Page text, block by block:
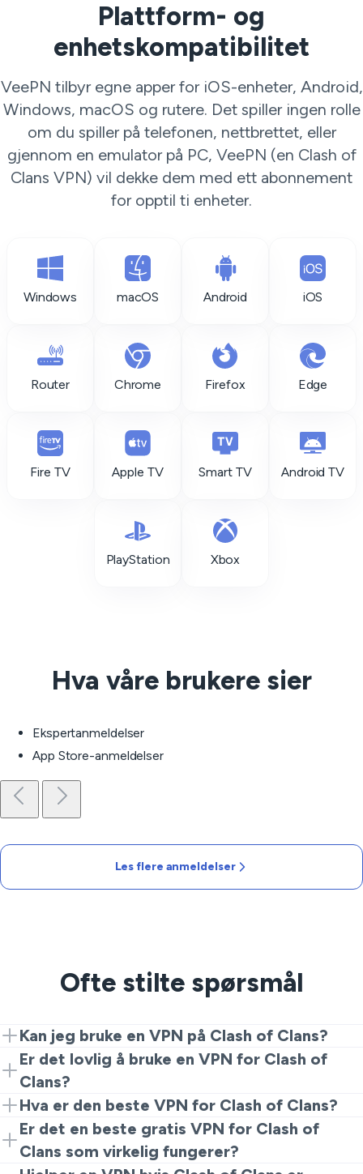
Plattform- og
enhetskompatibilitet
VeePN tilbyr egne apper for iOS-enheter, Android,
Windows, macOS og rutere. Det spiller ingen rolle
om du spiller på telefonen, nettbrettet, eller
gjennom en emulator på PC, VeePN (en Clash of
Clans VPN) vil dekke dem med ett abonnement
for opptil ti enheter.
Windows macOS Android iOS
Router Chrome Firefox Edge
Fire TV Apple TV Smart TV Android TV
PlayStation Xbox
Hva våre brukere sier
Ekspertanmeldelser
App Store-anmeldelser
Les flere anmeldelser
Ofte stilte spørsmål
Kan jeg bruke en VPN på Clash of Clans?
Ja. Installer VeePN, velg en nær server, åpne spillet.
Det er en enkel Clash of Clans VPN-oppsett.
Er det lovlig å bruke en VPN for Clash of
Clans?
Vanligvis ja, men reglene varierer. Sjekk lokale lover og
Supercells vilkår for din VPN-for-Clash-of-Clans-bruk.
Hva er den beste VPN for Clash of Clans?
Velg raske servere, en enkel app og en klar
personvernpolicy. VeePN er et vanlig valg og ofte sett
på som den beste Clash of Clans VPN.
Er det en beste gratis VPN for Clash of
Clans som virkelig fungerer?